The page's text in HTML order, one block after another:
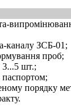
каналу ЗСБ-01;
проб;
3...5 шт.;
паспортом;
порядку